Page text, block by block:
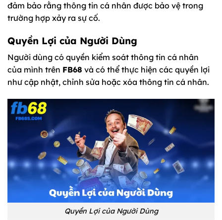
đảm bảo rằng thông tin cá nhân được bảo vệ trong
trường hợp xảy ra sự cố.
Quyền Lợi của Người Dùng
Người dùng có quyền kiểm soát thông tin cá nhân
của mình trên FB68 và có thể thực hiện các quyền lợi
như cập nhật, chỉnh sửa hoặc xóa thông tin cá nhân.
Quyền Lợi của Người Dùng